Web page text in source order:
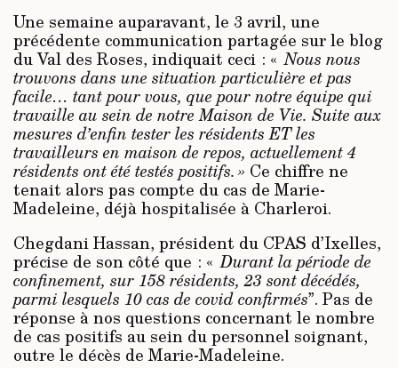
Une semaine auparavant, le 3 avril, une
précédente communication partagée sur le blog
du Val des Roses, indiquait ceci : «Nous nous
trouvons dans une situation particulière et pas
facile… tant pour vous, que pour notre équipe qui
travaille au sein de notre Maison de Vie. Suite aux
mesures d’enfin tester les résidents ET les
travailleurs en maison de repos, actuellement 4
résidents ont été testés positifs. » Ce chiffre ne
tenait alors pas compte du cas de Marie-
Madeleine, déjà hospitalisée à Charleroi.
Chegdani Hassan, président du CPAS d’Ixelles,
précise de son côté que : «Durant la période de
confinement, sur 158 résidents, 23 sont décédés,
parmi lesquels 10 cas de covid confirmés”. Pas de
réponse à nos questions concernant le nombre
de cas positifs au sein du personnel soignant,
outre le décès de Marie-Madeleine.